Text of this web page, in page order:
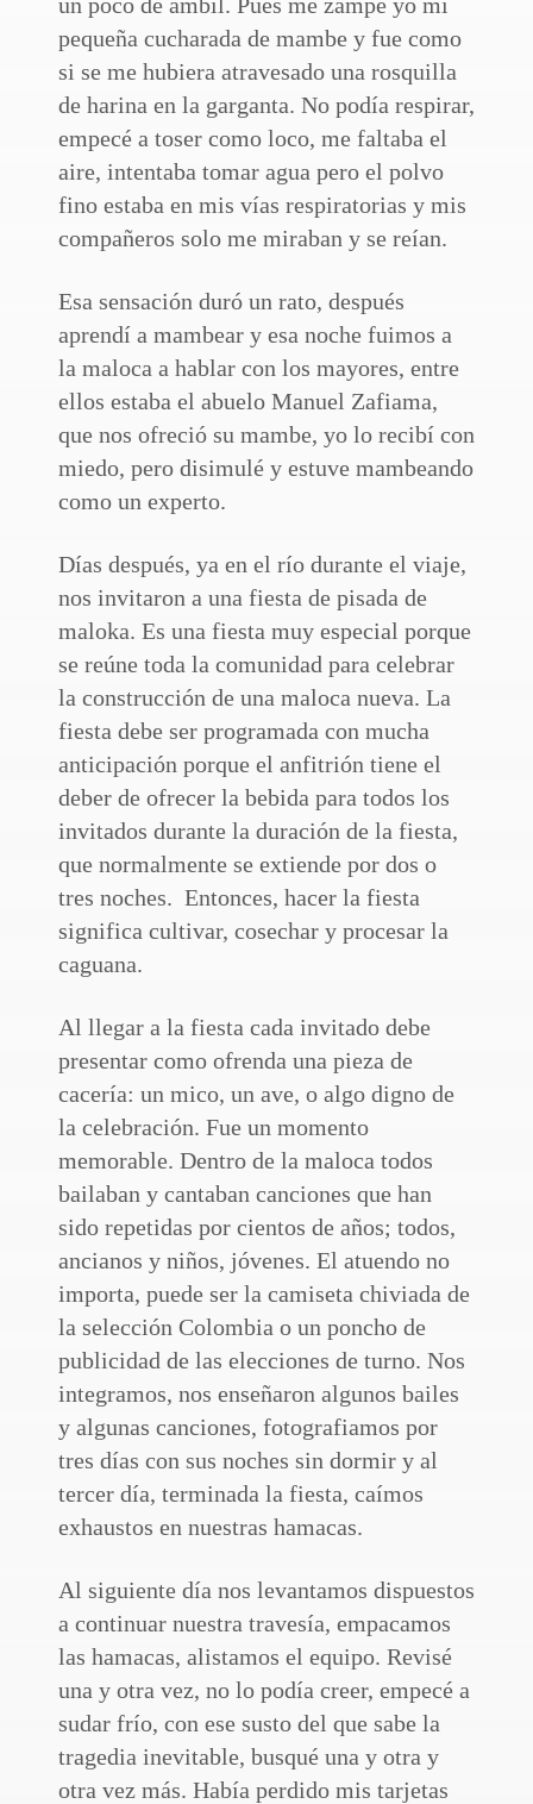
pequeña cucharada de mambe y fue como
si se me hubiera atravesado una rosquilla
de harina en la garganta. No podía respirar,
empecé a toser como loco, me faltaba el
aire, intentaba tomar agua pero el polvo
fino estaba en mis vías respiratorias y mis
compañeros solo me miraban y se reían.
Esa sensación duró un rato, después
aprendí a mambear y esa noche fuimos a
la maloca a hablar con los mayores, entre
ellos estaba el abuelo Manuel Zafiama,
que nos ofreció su mambe, yo lo recibí con
miedo, pero disimulé y estuve mambeando
como un experto.
Días después, ya en el río durante el viaje,
nos invitaron a una fiesta de pisada de
maloka. Es una fiesta muy especial porque
se reúne toda la comunidad para celebrar
la construcción de una maloca nueva. La
fiesta debe ser programada con mucha
anticipación porque el anfitrión tiene el
deber de ofrecer la bebida para todos los
invitados durante la duración de la fiesta,
que normalmente se extiende por dos o
tres noches. Entonces, hacer la fiesta
significa cultivar, cosechar y procesar la
caguana.
Al llegar a la fiesta cada invitado debe
presentar como ofrenda una pieza de
cacería: un mico, un ave, o algo digno de
la celebración. Fue un momento
memorable. Dentro de la maloca todos
bailaban y cantaban canciones que han
sido repetidas por cientos de años; todos,
ancianos y niños, jóvenes. El atuendo no
importa, puede ser la camiseta chiviada de
la selección Colombia o un poncho de
publicidad de las elecciones de turno. Nos
integramos, nos enseñaron algunos bailes
y algunas canciones, fotografiamos por
tres días con sus noches sin dormir y al
tercer día, terminada la fiesta, caímos
exhaustos en nuestras hamacas.
Al siguiente día nos levantamos dispuestos
a continuar nuestra travesía, empacamos
las hamacas, alistamos el equipo. Revisé
una y otra vez, no lo podía creer, empecé a
sudar frío, con ese susto del que sabe la
tragedia inevitable, busqué una y otra y
otra vez más. Había perdido mis tarjetas